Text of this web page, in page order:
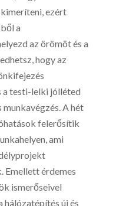
ezért
a
az örömöt és a
hogy az
a testi-lelki jólléted
A hét
felerősítik
ami
Emellett érdemes
ismerőseivel
hálózatépítés új és